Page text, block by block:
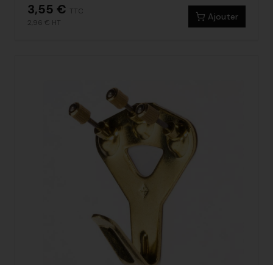
3,55 € TTC
2,96 € HT
Ajouter